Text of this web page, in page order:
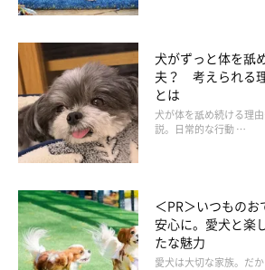
ほかの犬に吠えるときの対処法
ほかの犬が見えたらおやつを与え、道の反
でしょう。おやつで気を引いて、吠えさせ
います。これを繰り返すと、犬は「ほかの
とが起きる、怖くない」と認識し、警戒心
犬がずっと体を舐
夫？ 考えられる
とは
犬が体を舐め続ける理
説。日常的な行動 …
＜PR＞いつもの
安心に。愛犬と楽
たな魅力
愛犬は大切な家族。だ